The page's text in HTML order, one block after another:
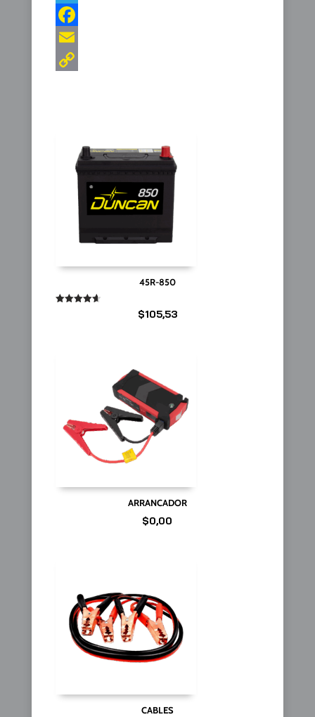
45R-850
$105,53
ARRANCADOR
$0,00
CABLES